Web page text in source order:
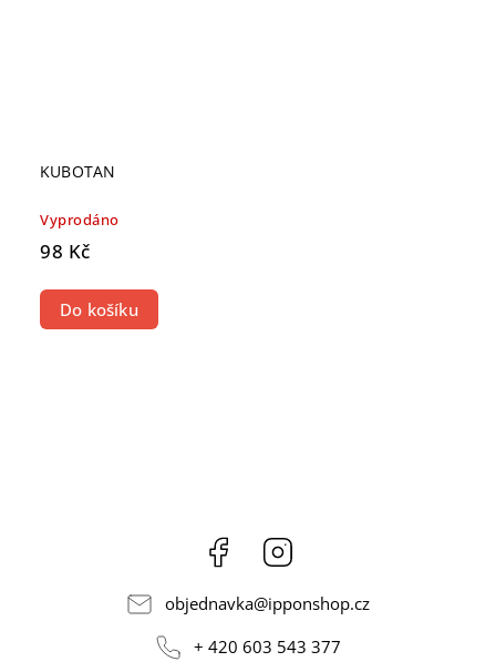
KUBOTAN
Vyprodáno
98 Kč
Do košíku
Facebook
objednavka@ipponshop.cz
+ 420 603 543 377